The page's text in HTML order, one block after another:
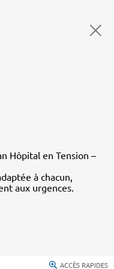
Hôpital en Tension –
à chacun,
aux urgences.
ACCÈS RAPIDES